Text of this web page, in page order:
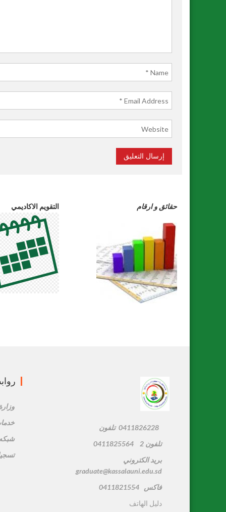
حقائق وارقام التقويم الاكاديمي
0411826228 تلفون
تلفون 2 0411825564
بريد الكتروني
graduate@kassalauni.edu.sd
فاكس 0411821554
دليل الهاتف
شبكه